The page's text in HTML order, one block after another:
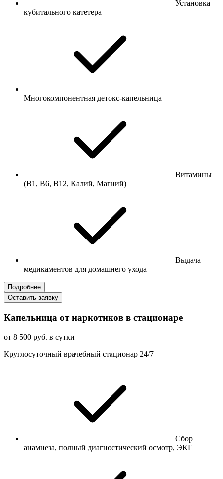
Установка
кубитального катетера
Многокомпонентная детокс-капельница
Витамины
(B1, B6, B12, Калий, Магний)
Выдача
медикаментов для домашнего ухода
Подробнее
Оставить заявку
Капельница от наркотиков в стационаре
от 8 500 руб. в сутки
Круглосуточный врачебный стационар 24/7
Сбор
анамнеза, полный диагностический осмотр, ЭКГ